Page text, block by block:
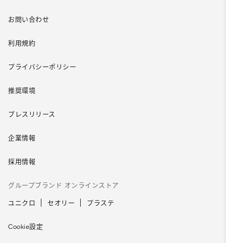
お問い合わせ
利用規約
プライバシーポリシー
推奨環境
プレスリリース
企業情報
採用情報
グループブランド オンラインストア
ユニクロ セオリー プラステ
Cookie設定